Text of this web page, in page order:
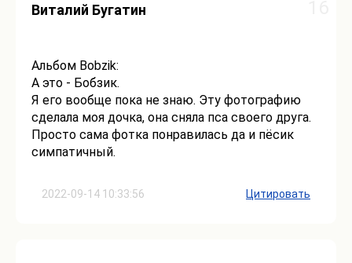
2022-09-14 10:33:56
Виталий Бугатин
Альбом Bobzik:
А это - Бобзик.
Я его вообще пока не знаю. Эту фотографию
сделала моя дочка, она сняла пса своего друга.
Просто сама фотка понравилась да и пёсик
симпатичный.
Цитировать